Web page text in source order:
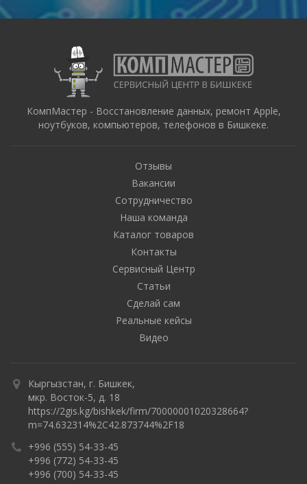
КомпМастер - Восстановление данных, ремонт Apple,
ноутбуков, компьютеров, телефонов в Бишкеке.
Отзывы
Вакансии
Сотрудничество
Наша команда
Каталог товаров
Контакты
Сервисный Центр
Статьи
Сделай сам
Реальные кейсы
Видео
Кыргызстан, г. Бишкек,
мкр. Восток-5, д. 18
https://2gis.kg/bishkek/firm/70000001020328664?
m=74.632314%2C42.873744%2F18
+996 (555) 54-33-45
+996 (772) 54-33-45
+996 (700) 54-33-45